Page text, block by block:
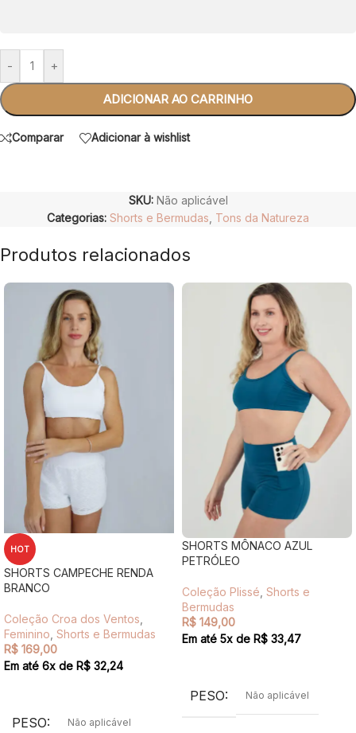
- +
ADICIONAR AO CARRINHO
Comparar Adicionar à wishlist
SKU: Não aplicável
Categorias: Shorts e Bermudas Tons da Natureza
Produtos relacionados
HOT
SHORTS CAMPECHE RENDA
BRANCO
Coleção Croa dos Ventos
Feminino Shorts e Bermudas
R$ 169,00
Em até 6x de R$ 32,24
PESO Não aplicável
SHORTS MÔNACO AZUL
PETRÓLEO
Coleção Plissé Shorts e
Bermudas
R$ 149,00
Em até 5x de R$ 33,47
PESO Não aplicável